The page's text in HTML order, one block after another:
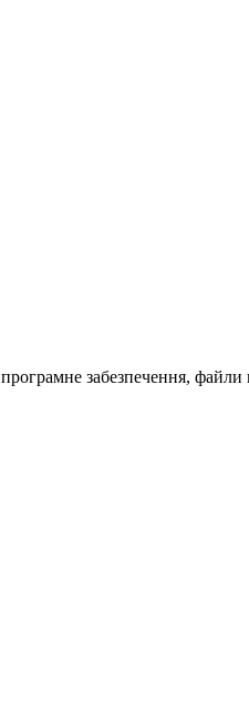
забезпечення, файли